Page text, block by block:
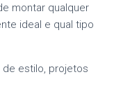
montar qualquer
ideal e qual tipo
estilo, projetos